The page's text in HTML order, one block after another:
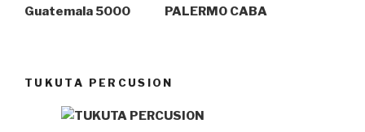
Guatemala 5000 PALERMO CABA
TUKUTA PERCUSION